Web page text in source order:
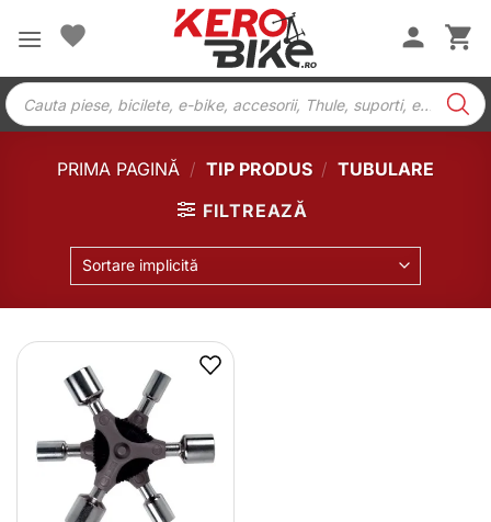
Products
search
PRIMA PAGINĂ / TIP PRODUS / TUBULARE
FILTREAZĂ
Sortare implicită